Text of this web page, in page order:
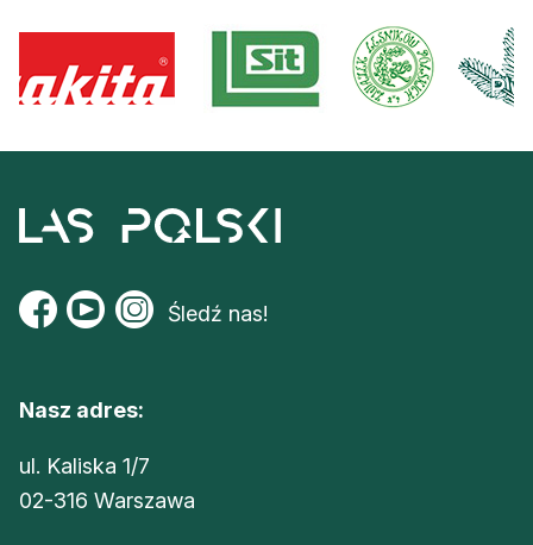
Śledź nas!
Nasz adres:
ul. Kaliska 1/7
02-316 Warszawa